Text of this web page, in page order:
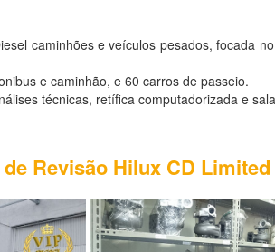
caminhões e veículos pesados, focada
e caminhão, e 60 carros de passeio.
técnicas, retífica computadorizada e
Revisão Hilux CD Limited